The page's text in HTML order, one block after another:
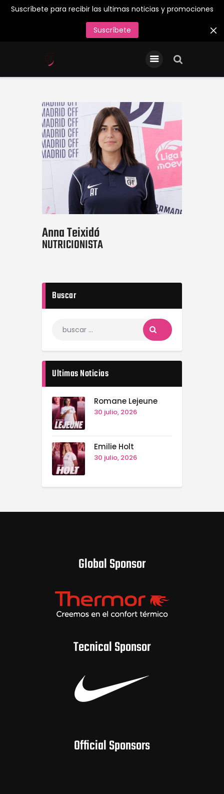
Suscríbete para recibir las ultimas noticias y promociones
Suscríbete
INICIO
Entradas/Abonos
Primer Equipo
¡Juega en el Madrid CFF
26/27!
Acreditaciones de Prensa
Contacto
Anna Teixidó
NUTRICIONISTA
Buscar
Ultimas Noticias
Romane Lejeune
30 julio, 2026
Emilie Holt
30 julio, 2026
Global Sponsor
Tecnical Sponsor
Official Sponsors